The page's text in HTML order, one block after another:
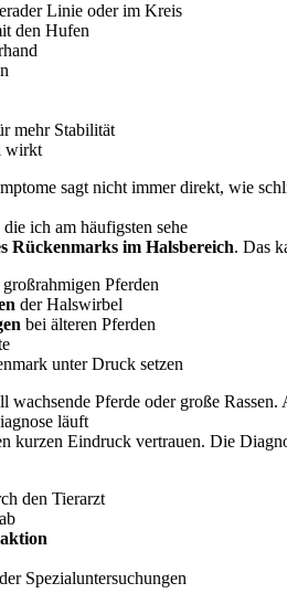
Linie oder im Kreis
den Hufen
mehr Stabilität
wirkt
sagt nicht immer direkt, wie
ich am häufigsten sehe
Rückenmarks im Halsbereich. Das
Pferden
der Halswirbel
bei älteren Pferden
unter Druck setzen
Pferde oder große
läuft
kurzen Eindruck vertrauen. Die
den Tierarzt
Spezialuntersuchungen